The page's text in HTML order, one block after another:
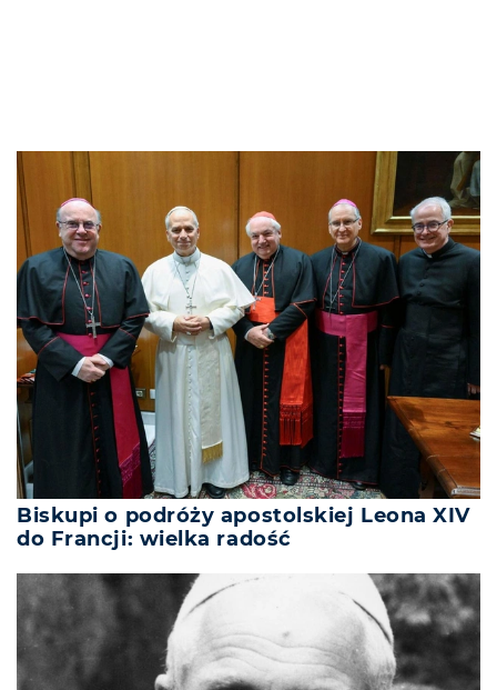
Biskupi o podróży apostolskiej Leona XIV
do Francji: wielka radość